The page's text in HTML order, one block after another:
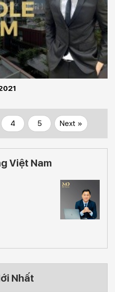
4 5 Next »
Việt Nam
Nhất